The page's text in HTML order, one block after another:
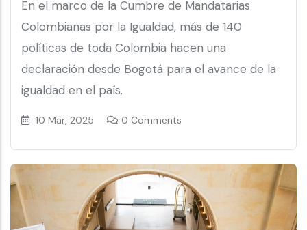
En el marco de la Cumbre de Mandatarias
Colombianas por la Igualdad, más de 140
políticas de toda Colombia hacen una
declaración desde Bogotá para el avance de la
igualdad en el país.
10 Mar, 2025 0 Comments